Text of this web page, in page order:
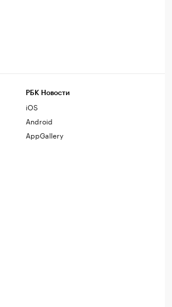
РБК Новости
iOS
Android
AppGallery